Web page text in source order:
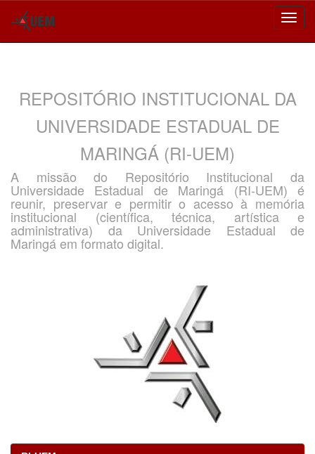
REPOSITÓRIO INSTITUCIONAL DA
UNIVERSIDADE ESTADUAL DE
MARINGÁ (RI-UEM)
A missão do Repositório Institucional da
Universidade Estadual de Maringá (RI-UEM) é
reunir, preservar e permitir o acesso à memória
institucional (científica, técnica, artística e
administrativa) da Universidade Estadual de
Maringá em formato digital.